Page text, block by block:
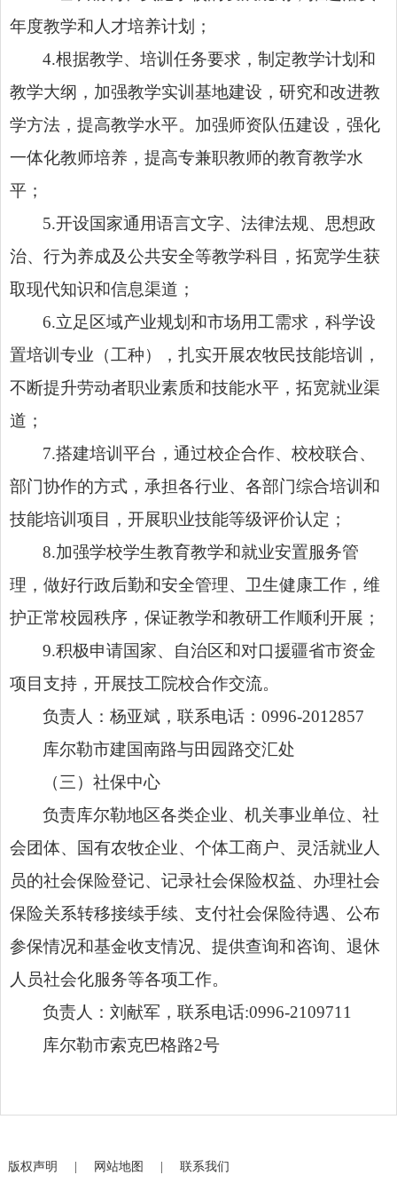
年度教学和人才培养计划；
4.根据教学、培训任务要求，制定教学计划和
教学大纲，加强教学实训基地建设，研究和改进教
学方法，提高教学水平。加强师资队伍建设，强化
一体化教师培养，提高专兼职教师的教育教学水
平；
5.开设国家通用语言文字、法律法规、思想政
治、行为养成及公共安全等教学科目，拓宽学生获
取现代知识和信息渠道；
6.立足区域产业规划和市场用工需求，科学设
置培训专业（工种），扎实开展农牧民技能培训，
不断提升劳动者职业素质和技能水平，拓宽就业渠
道；
7.搭建培训平台，通过校企合作、校校联合、
部门协作的方式，承担各行业、各部门综合培训和
技能培训项目，开展职业技能等级评价认定；
8.加强学校学生教育教学和就业安置服务管
理，做好行政后勤和安全管理、卫生健康工作，维
护正常校园秩序，保证教学和教研工作顺利开展；
9.积极申请国家、自治区和对口援疆省市资金
项目支持，开展技工院校合作交流。
负责人：杨亚斌，联系电话：0996-2012857
库尔勒市建国南路与田园路交汇处
（三 ）社保中心
负责库尔勒地区各类企业、机关事业单位、社
会团体、国有农牧企业、个体工商户、灵活就业人
员的社会保险登记、记录社会保险权益、办理社会
保险关系转移接续手续、支付社会保险待遇、公布
参保情况和基金收支情况、提供查询和咨询、退休
人员社会化服务等各项工作。
负责人：刘献军，联系电话:0996-2109711
库尔勒市索克巴格路2号
版权声明 | 网站地图 | 联系我们